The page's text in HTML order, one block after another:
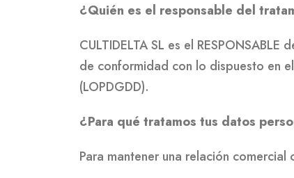
¿Quién es el responsable del
CULTIDELTA SL es el
de conformidad con lo dispuesto en
(LOPDGDD).
¿Para qué tratamos tus datos
Para mantener una relación